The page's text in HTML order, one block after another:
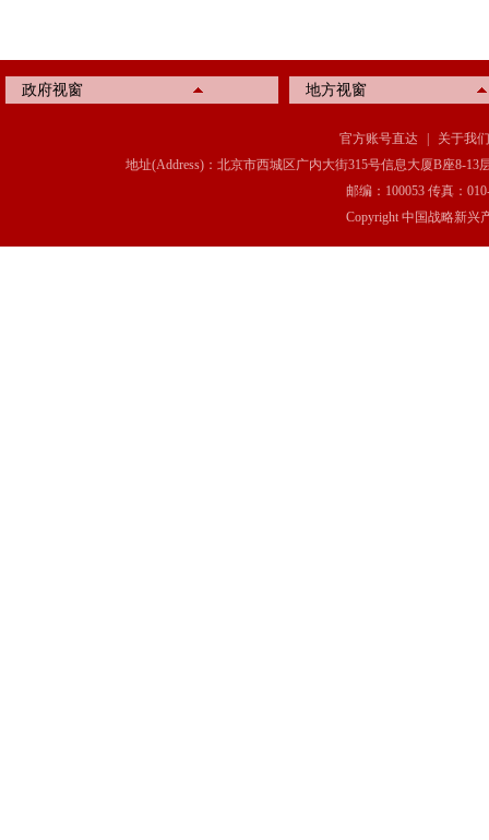
政府视窗 地方视窗
官方账号直达
关于我们
地址(Address)：北京市西城区广内大街315号信息大厦B座8-13
邮编：100053 传真：
Copyright 中国战略新兴